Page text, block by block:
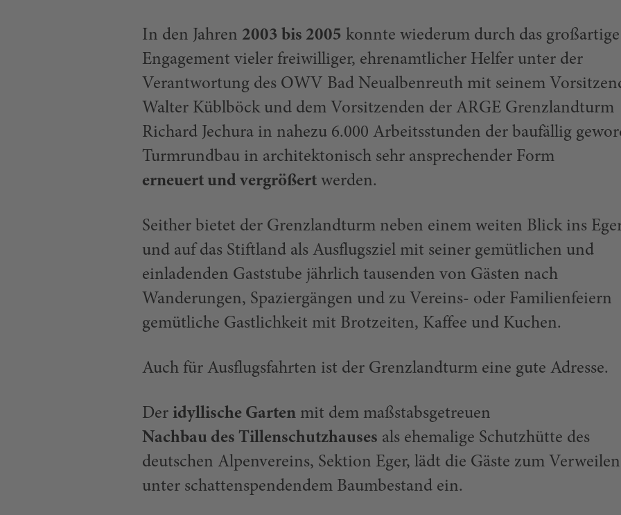
In den Jahren 2003 bis 2005 konnte wiederum durch das großartige
Engagement vieler freiwilliger, ehrenamtlicher Helfer unter der
Verantwortung des OWV Bad Neualbenreuth mit seinem
Walter Küblböck und dem Vorsitzenden der ARGE Grenzlandturm
Richard Jechura in nahezu 6.000 Arbeitsstunden der baufällig
Turmrundbau in architektonisch sehr ansprechender Form
erneuert und vergrößert werden.
Seither bietet der Grenzlandturm neben einem weiten Blick ins
und auf das Stiftland als Ausflugsziel mit seiner gemütlichen und
einladenden Gaststube jährlich tausenden von Gästen nach
Wanderungen, Spaziergängen und zu Vereins- oder Familienfeiern
gemütliche Gastlichkeit mit Brotzeiten, Kaffee und Kuchen.
Auch für Ausflugsfahrten ist der Grenzlandturm eine gute Adresse.
Der idyllische Garten mit dem maßstabsgetreuen
Nachbau des Tillenschutzhauses als ehemalige Schutzhütte des
deutschen Alpenvereins, Sektion Eger, lädt die Gäste zum Verweilen
unter schattenspendendem Baumbestand ein.